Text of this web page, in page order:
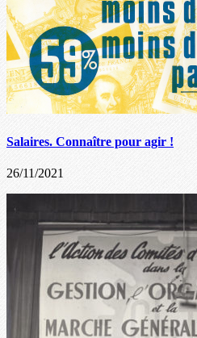
Salaires. Connaître pour agir !
26/11/2021